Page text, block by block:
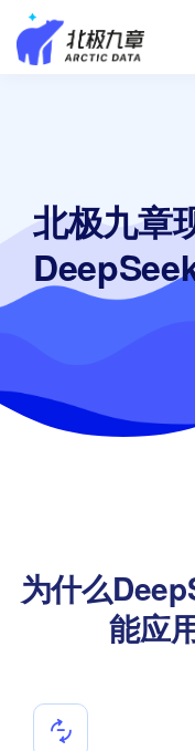
北极九章
为什么
能应